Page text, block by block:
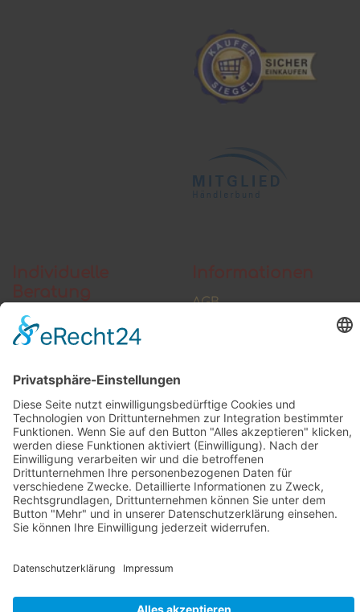
AGB
Widerrufsformular
Kundenstimmen
Social Media